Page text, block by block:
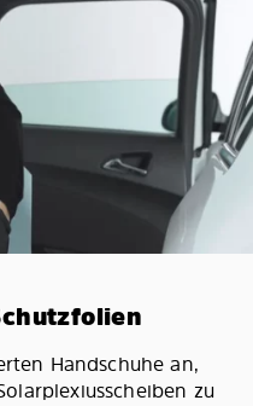
Handschuhe an,
zu